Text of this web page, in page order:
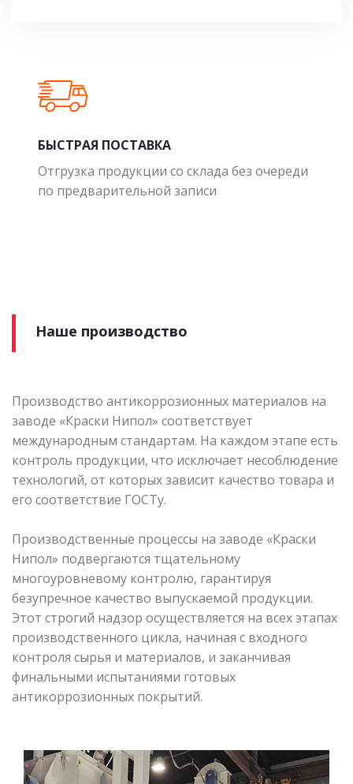
БЫСТРАЯ ПОСТАВКА
Отгрузка продукции со склада без очереди
по предварительной записи
Наше производство
Производство антикоррозионных материалов на
заводе «Краски Нипол» соответствует
международным стандартам. На каждом этапе есть
контроль продукции, что исключает несоблюдение
технологий, от которых зависит качество товара и
его соответствие ГОСТу.
Производственные процессы на заводе «Краски
Нипол» подвергаются тщательному
многоуровневому контролю, гарантируя
безупречное качество выпускаемой продукции.
Этот строгий надзор осуществляется на всех этапах
производственного цикла, начиная с входного
контроля сырья и материалов, и заканчивая
финальными испытаниями готовых
антикоррозионных покрытий.